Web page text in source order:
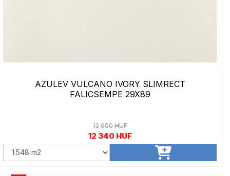
AZULEV VULCANO IVORY SLIMRECT
FALICSEMPE 29X89
12 990 HUF
12 340 HUF